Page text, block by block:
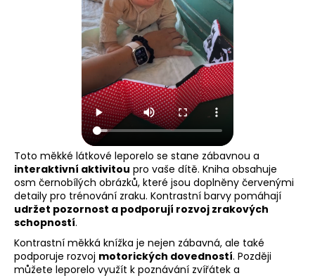
Toto měkké látkové leporelo se stane zábavnou a
interaktivní aktivitou pro vaše dítě. Kniha obsahuje
osm černobílých obrázků, které jsou doplněny červenými
detaily pro trénování zraku. Kontrastní barvy pomáhají
udržet pozornost a podporují rozvoj zrakových
schopností.
Kontrastní měkká knížka je nejen zábavná, ale také
podporuje rozvoj motorických dovedností. Později
můžete leporelo využít k poznávání zvířátek a